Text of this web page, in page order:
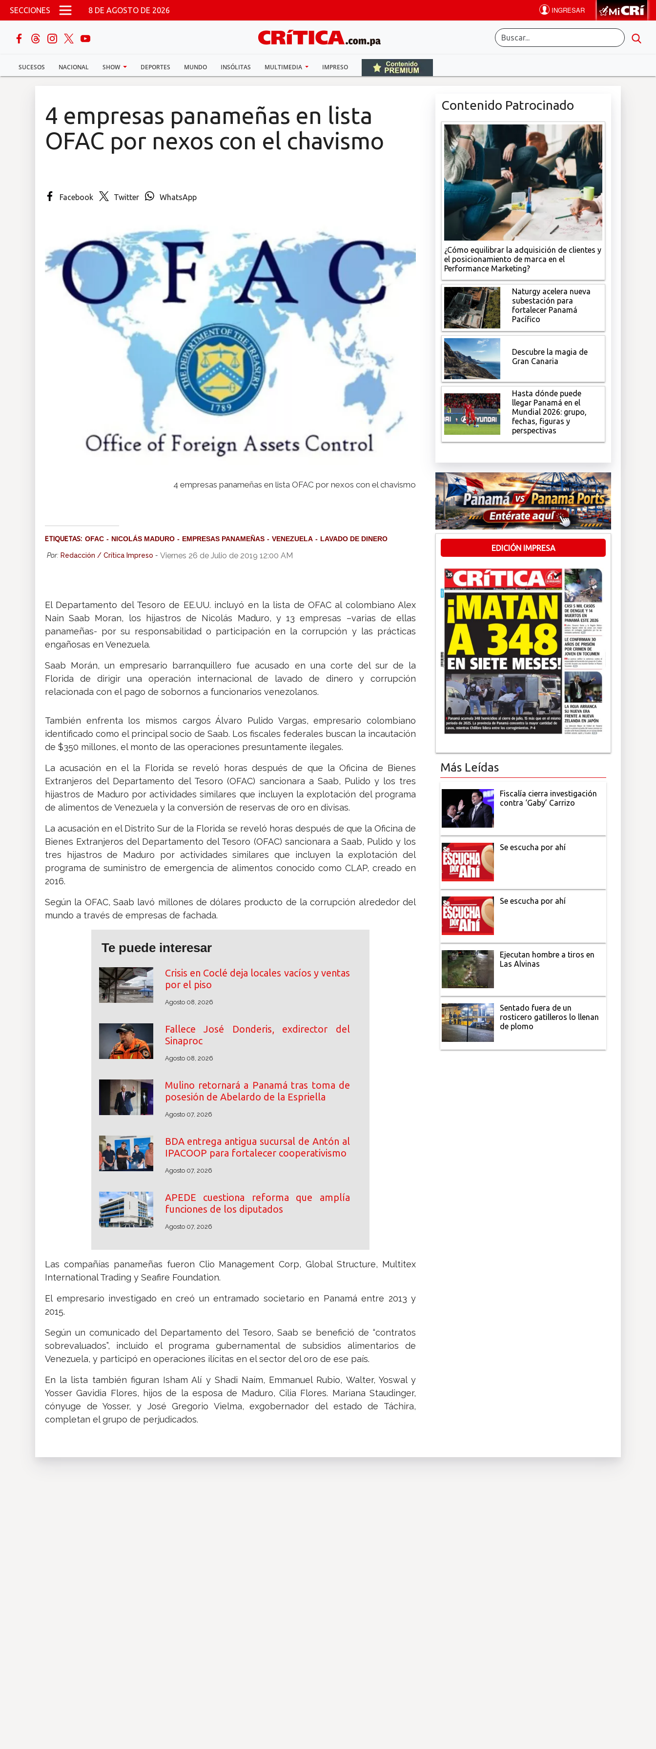
Pasar al contenido principal
SECCIONES 8 DE AGOSTO DE 2026
SUCESOS NACIONAL SHOW DEPORTES MUNDO INSÓLITAS MULTIMEDIA IMPRESO
buscar
Sucesos
Multimedia
4 empresas panameñas en lista
OFAC por nexos con el chavismo
Facebook Twitter WhatsApp
4 empresas panameñas en lista OFAC por nexos con el chavismo
ETIQUETAS: OFAC NICOLÁS MADURO EMPRESAS PANAMEÑAS VENEZUELA LAVADO DE DINERO
Por: Redacción / Crítica Impreso - Viernes 26 de Julio de 2019 12:00 AM
El Departamento del Tesoro de EE.UU. incluyó en la lista de OFAC al colombiano Alex
Nain Saab Moran, los hijastros de Nicolás Maduro, y 13 empresas –varias de ellas
panameñas- por su responsabilidad o participación en la corrupción y las prácticas
engañosas en Venezuela.
Saab Morán, un empresario barranquillero fue acusado en una corte del sur de la
Florida de dirigir una operación internacional de lavado de dinero y corrupción
relacionada con el pago de sobornos a funcionarios venezolanos.
También enfrenta los mismos cargos Álvaro Pulido Vargas, empresario colombiano
identificado como el principal socio de Saab. Los fiscales federales buscan la incautación
de $350 millones, el monto de las operaciones presuntamente ilegales.
La acusación en el la Florida se reveló horas después de que la Oficina de Bienes
Extranjeros del Departamento del Tesoro (OFAC) sancionara a Saab, Pulido y los tres
hijastros de Maduro por actividades similares que incluyen la explotación del programa
de alimentos de Venezuela y la conversión de reservas de oro en divisas.
La acusación en el Distrito Sur de la Florida se reveló horas después de que la Oficina de
Bienes Extranjeros del Departamento del Tesoro (OFAC) sancionara a Saab, Pulido y los
tres hijastros de Maduro por actividades similares que incluyen la explotación del
programa de suministro de emergencia de alimentos conocido como CLAP, creado en
2016.
Según la OFAC, Saab lavó millones de dólares producto de la corrupción alrededor del
mundo a través de empresas de fachada.
Te puede interesar
Crisis en Coclé deja locales vacíos y ventas
por el piso
Agosto 08, 2026
Fallece José Donderis, exdirector del
Sinaproc
Agosto 08, 2026
Mulino retornará a Panamá tras toma de
posesión de Abelardo de la Espriella
Agosto 07, 2026
BDA entrega antigua sucursal de Antón al
IPACOOP para fortalecer cooperativismo
Agosto 07, 2026
APEDE cuestiona reforma que amplía
funciones de los diputados
Agosto 07, 2026
Las compañías panameñas fueron Clio Management Corp, Global Structure, Multitex
International Trading y Seafire Foundation.
El empresario investigado en creó un entramado societario en Panamá entre 2013 y
2015.
Según un comunicado del Departamento del Tesoro, Saab se benefició de “contratos
sobrevaluados”, incluido el programa gubernamental de subsidios alimentarios de
Venezuela, y participó en operaciones ilícitas en el sector del oro de ese país.
En la lista también figuran Isham Alí y Shadi Naím, Emmanuel Rubio, Walter, Yoswal y
Yosser Gavidia Flores, hijos de la esposa de Maduro, Cilia Flores. Mariana Staudinger,
cónyuge de Yosser, y José Gregorio Vielma, exgobernador del estado de Táchira,
completan el grupo de perjudicados.
Contenido Patrocinado
¿Cómo equilibrar la adquisición de clientes y
el posicionamiento de marca en el
Performance Marketing?
Naturgy acelera nueva
subestación para
fortalecer Panamá
Pacífico
Descubre la magia de
Gran Canaria
Hasta dónde puede
llegar Panamá en el
Mundial 2026: grupo,
fechas, figuras y
perspectivas
EDICIÓN IMPRESA
Más Leídas
Fiscalía cierra investigación
contra ‘Gaby’ Carrizo
Se escucha por ahí
Se escucha por ahí
Ejecutan hombre a tiros en
Las Alvinas
Sentado fuera de un
rosticero gatilleros lo llenan
de plomo